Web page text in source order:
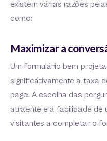
existem várias razões
como:
Maximizar a
Um formulário bem
significativamente a taxa
page. A escolha das
atraente e a facilidade de
visitantes a completar o